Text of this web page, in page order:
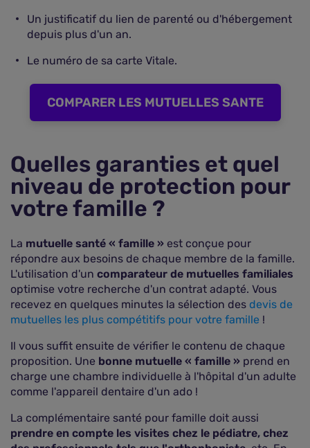
Un justificatif du lien de parenté ou d'hébergement
depuis plus d'un an.
Le numéro de sa carte Vitale.
COMPARER LES MUTUELLES SANTE
Quelles garanties et quel
niveau de protection pour
votre famille ?
La mutuelle santé « famille » est conçue pour
répondre aux besoins de chaque membre de la famille.
L'utilisation d'un comparateur de mutuelles familiales
optimise votre recherche d'un contrat adapté. Vous
recevez en quelques minutes la sélection des devis de
mutuelles les plus compétitifs pour votre famille !
Il vous suffit ensuite de vérifier le contenu de chaque
proposition. Une bonne mutuelle « famille » prend en
charge une chambre individuelle à l'hôpital d'un adulte
comme l'appareil dentaire d'un ado !
La complémentaire santé pour famille doit aussi
prendre en compte les visites chez le pédiatre, chez